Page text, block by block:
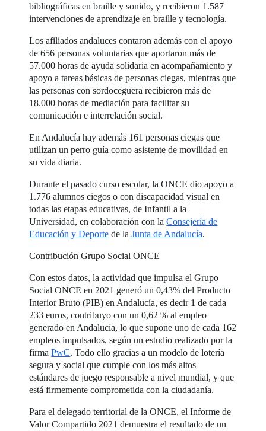
bibliográficas en braille y sonido, y recibieron 1.587
intervenciones de aprendizaje en braille y tecnología.
Los afiliados andaluces contaron además con el apoyo
de 656 personas voluntarias que aportaron más de
57.000 horas de ayuda solidaria en acompañamiento y
apoyo a tareas básicas de personas ciegas, mientras que
las personas con sordoceguera recibieron más de
18.000 horas de mediación para facilitar su
comunicación e interrelación social.
En Andalucía hay además 161 personas ciegas que
utilizan un perro guía como asistente de movilidad en
su vida diaria.
Durante el pasado curso escolar, la ONCE dio apoyo a
1.776 alumnos ciegos o con discapacidad visual en
todas las etapas educativas, de Infantil a la
Universidad, en colaboración con laConsejería de
Educación y Deporte de laJunta de Andalucía.
Contribución Grupo Social ONCE
Con estos datos, la actividad que impulsa el Grupo
Social ONCE en 2021 generó un 0,43% del Producto
Interior Bruto (PIB) en Andalucía, es decir 1 de cada
233 euros, contribuyo con un 0,62 % al empleo
generado en Andalucía, lo que supone uno de cada 162
empleos impulsados, según un estudio realizado por la
firmaPwC. Todo ello gracias a un modelo de lotería
segura y social que cumple con los más altos
estándares de juego responsable a nivel mundial, y que
está firmemente comprometida con la ciudadanía.
Para el delegado territorial de la ONCE, el Informe de
Valor Compartido 2021 demuestra el resultado de un